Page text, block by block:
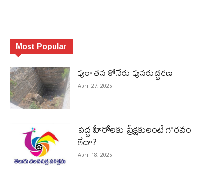
Most Popular
పురాత‌న కోనేరు పున‌రుద్ధ‌ర‌ణ
April 27, 2026
పెద్ద హీరోల‌కు ప్రేక్ష‌కులంటే గౌర‌వం
లేదా?
April 18, 2026